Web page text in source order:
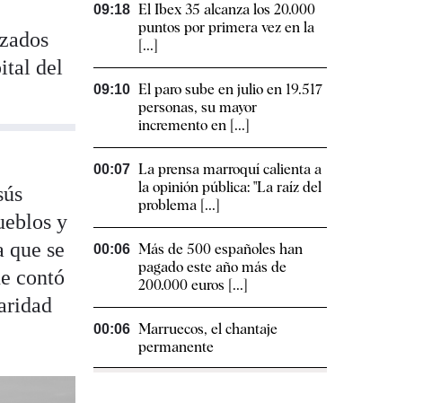
del
y
se
contó
09:18 El Ibex 35 alcanza los 20.000
puntos por primera vez en la
[...]
09:10 El paro sube en julio en 19.517
personas, su mayor
incremento en [...]
00:07 La prensa marroquí calienta a
la opinión pública: "La raíz del
problema [...]
00:06 Más de 500 españoles han
pagado este año más de
200.000 euros [...]
00:06 Marruecos, el chantaje
permanente